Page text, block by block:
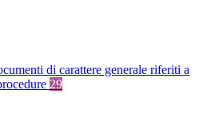
di carattere generale riferiti a
29